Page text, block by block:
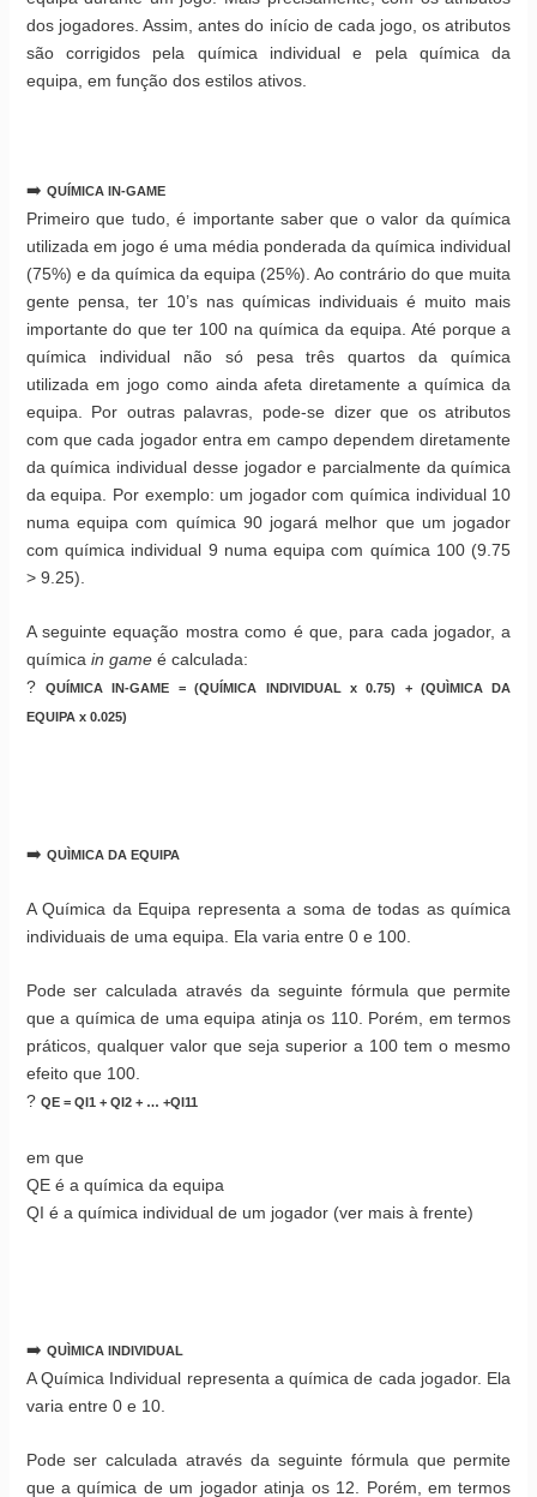
dos jogadores. Assim, antes do início de cada jogo, os atributos
são corrigidos pela química individual e pela química da
equipa, em função dos estilos ativos.
➡️ QUÍMICA IN-GAME
Primeiro que tudo, é importante saber que o valor da química
utilizada em jogo é uma média ponderada da química individual
(75%) e da química da equipa (25%). Ao contrário do que muita
gente pensa, ter 10’s nas químicas individuais é muito mais
importante do que ter 100 na química da equipa. Até porque a
química individual não só pesa três quartos da química
utilizada em jogo como ainda afeta diretamente a química da
equipa. Por outras palavras, pode-se dizer que os atributos
com que cada jogador entra em campo dependem diretamente
da química individual desse jogador e parcialmente da química
da equipa. Por exemplo: um jogador com química individual 10
numa equipa com química 90 jogará melhor que um jogador
com química individual 9 numa equipa com química 100 (9.75
> 9.25).
A seguinte equação mostra como é que, para cada jogador, a
química in gameé calculada:
?
QUÍMICA IN-GAME = (QUÍMICA INDIVIDUAL x 0.75) + (QUÌMICA DA
EQUIPA x 0.025)
➡️ QUÌMICA DA EQUIPA
A Química da Equipa representa a soma de todas as química
individuais de uma equipa. Ela varia entre 0 e 100.
Pode ser calculada através da seguinte fórmula que permite
que a química de uma equipa atinja os 110. Porém, em termos
práticos, qualquer valor que seja superior a 100 tem o mesmo
efeito que 100.
? QE = QI1 + QI2 + … +QI11
em que
QE é a química da equipa
QI é a química individual de um jogador (ver mais à frente)
➡️ QUÌMICA INDIVIDUAL
A Química Individual representa a química de cada jogador. Ela
varia entre 0 e 10.
Pode ser calculada através da seguinte fórmula que permite
que a química de um jogador atinja os 12. Porém, em termos